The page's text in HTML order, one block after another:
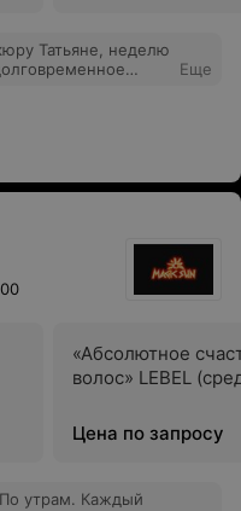
Татьяне, неделю
Еще
«Абсолютное
волос» LEBEL
Цена по запросу
утрам. Каждый